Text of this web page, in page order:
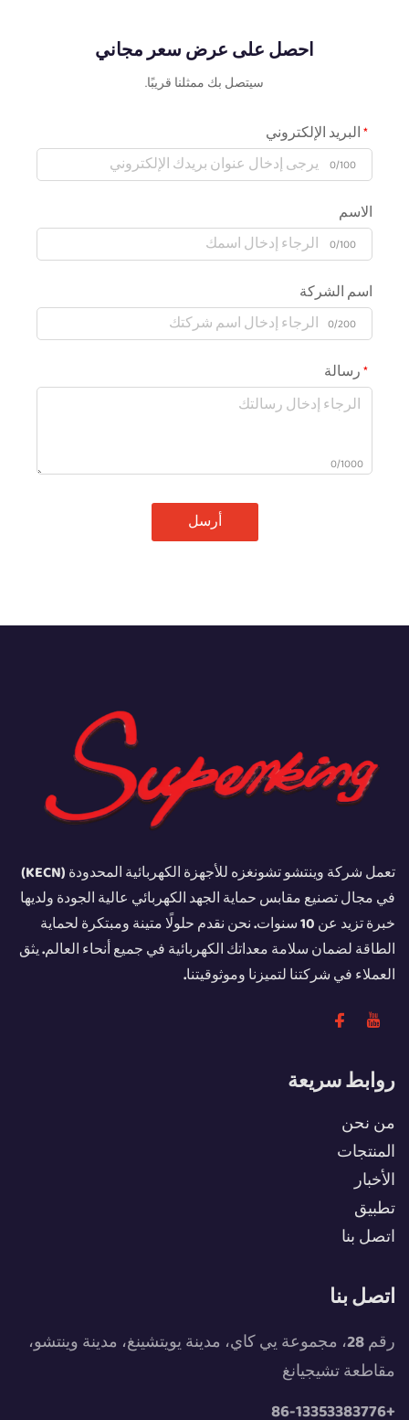
احصل على عرض سعر مجاني
سيتصل بك ممثلنا قريبًا.
البريد الإلكتروني
0/100
الاسم
0/100
اسم الشركة
0/200
رسالة
0/1000
أرسل
تعمل شركة وينتشو تشونغزه للأجهزة الكهربائية المحدودة (KECN)
في مجال تصنيع مقابس حماية الجهد الكهربائي عالية الجودة ولديها
خبرة تزيد عن 10 سنوات. نحن نقدم حلولًا متينة ومبتكرة لحماية
الطاقة لضمان سلامة معداتك الكهربائية في جميع أنحاء العالم. يثق
العملاء في شركتنا لتميزنا وموثوقيتنا.
روابط سريعة
من نحن
المنتجات
الأخبار
تطبيق
اتصل بنا
اتصل بنا
رقم 28، مجموعة يي كاي، مدينة يويتشينغ، مدينة وينتشو،
مقاطعة تشيجيانغ
+86-13353383776